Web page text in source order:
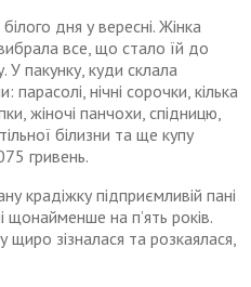
дня у вересні. Жінка
все, що стало їй до
пакунку, куди склала
нічні сорочки, кілька
жіночі панчохи, спідницю,
білизни та ще купу
гривень.
крадіжку підприємливій пані
щонайменше на п’ять років.
зізналася та розкаялася,